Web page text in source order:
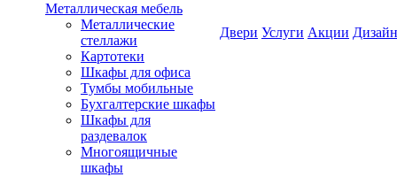
Металлическая мебель
Металлические
стеллажи
Картотеки
Шкафы для офиса
Тумбы мобильные
Бухгалтерские шкафы
Шкафы для
раздевалок
Многоящичные
шкафы
Двери Услуги Акции